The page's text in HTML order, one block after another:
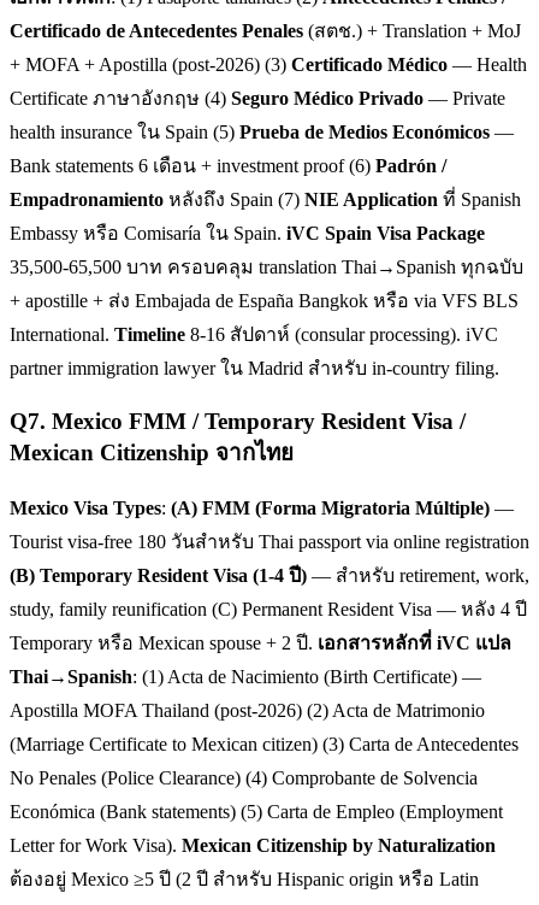
Certificado de Antecedentes Penales (สตช.) + Translation + MoJ
+ MOFA + Apostilla (post-2026) (3) Certificado Médico — Health
Certificate ภาษาอังกฤษ (4) Seguro Médico Privado — Private
health insurance ใน Spain (5) Prueba de Medios Económicos —
Bank statements 6 เดือน + investment proof (6) Padrón /
Empadronamiento หลังถึง Spain (7) NIE Application ที่ Spanish
Embassy หรือ Comisaría ใน Spain. iVC Spain Visa Package
35,500-65,500 บาท ครอบคลุม translation Thai→Spanish ทุกฉบับ
+ apostille + ส่ง Embajada de España Bangkok หรือ via VFS BLS
International. Timeline 8-16 สัปดาห์ (consular processing). iVC
partner immigration lawyer ใน Madrid สำหรับ in-country filing.
Q7. Mexico FMM / Temporary Resident Visa /
Mexican Citizenship จากไทย
Mexico Visa Types: (A) FMM (Forma Migratoria Múltiple) —
Tourist visa-free 180 วันสำหรับ Thai passport via online registration
(B) Temporary Resident Visa (1-4 ปี) — สำหรับ retirement, work,
study, family reunification (C) Permanent Resident Visa — หลัง 4 ปี
Temporary หรือ Mexican spouse + 2 ปี. เอกสารหลักที่ iVC แปล
Thai→Spanish: (1) Acta de Nacimiento (Birth Certificate) —
Apostilla MOFA Thailand (post-2026) (2) Acta de Matrimonio
(Marriage Certificate to Mexican citizen) (3) Carta de Antecedentes
No Penales (Police Clearance) (4) Comprobante de Solvencia
Económica (Bank statements) (5) Carta de Empleo (Employment
Letter for Work Visa). Mexican Citizenship by Naturalization
ต้องอยู่ Mexico ≥5 ปี (2 ปี สำหรับ Hispanic origin หรือ Latin